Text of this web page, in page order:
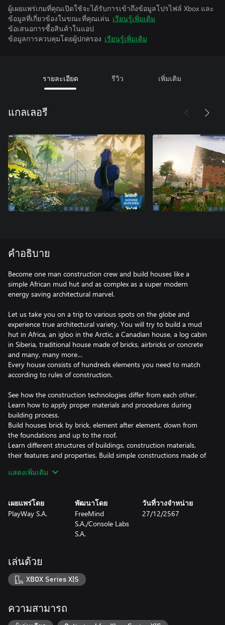
ผู้เผยแพร่เกมที่คุณเปิดใช้จะได้รับการเข้าถึงข้อมูลโปรไฟล์ Xbox และ
ข้อมูลที่เกี่ยวข้องในขณะที่คุณเล่น เรียนรู้เพิ่มเติม
ข้อเสนอการซื้อสินค้าในแอป
ข้อมูลการควบคุมโดยผู้ปกครอง เรียนรู้เพิ่มเติม
รายละเอียด รีวิว เพิ่มเติม
แกลเลอรี
คำอธิบาย
Become one man construction crew and build houses like a
simple African mud hut and as complex as a super modern
energy saving architectural marvel.
Let us take you on a trip to various spots on the globe and
experience true architectural variety. You will try to build a mud
hut in Africa, an igloo in the Arctic, a Canadian house, a log cabin
in Siberia, traditional house made of bricks, airbricks or concrete
and many, many more…
Every house consists of hundreds elements you need to match
according to rules of construction.
See how the construction technologies differ from each other.
Learn how to apply proper materials and procedures during
building process.
Build houses brick by brick, element after element, down from
the foundations and up to the roof.
Learn different structures of buildings, construction materials,
their features and properties. Build simple constructions made of
latest technological discoveries.
Improve your skills, use better equipment to be able to build
complex structures quickly and efficiently.
Sometimes there is no way out. Demolish everyting on you way
ABOUT HOUSE BUILDER
Building is your hobby? Thanks to the House Builder you will
land and create something amazing there! Constructing is only
แสดงเพิ่มเติม
เผยแพร่โดย
PlayWay S.A.
พัฒนาโดย
FreeMind
S.A./Console Labs
S.A.
วันที่วางจำหน่าย
27/12/2567
เล่นด้วย
XBOX Series X|S
ความสามารถ